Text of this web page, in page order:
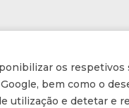
os
bem como o
utilização e detetar e
Inscrição
Tornar-se